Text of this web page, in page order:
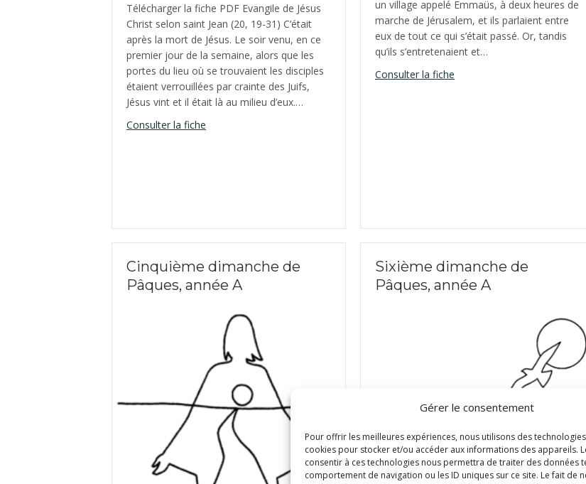
Gérer le consentement
Pour offrir les meilleures expériences, nous utilisons des
cookies pour stocker et/ou accéder aux informations des appareils.
consentir à ces technologies nous permettra de traiter des données
comportement de navigation ou les ID uniques sur ce site. Le fait de
Télécharger la fiche PDF Evangile de Jésus
Christ selon saint Jean (20, 19-31) C’était
après la mort de Jésus. Le soir venu, en ce
premier jour de la semaine, alors que les
portes du lieu où se trouvaient les disciples
étaient verrouillées par crainte des Juifs,
Jésus vint et il était là au milieu d’eux.…
Consulter la fiche
un village appelé Emmaüs, à deux heures de
marche de Jérusalem, et ils parlaient entre
eux de tout ce qui s’était passé. Or, tandis
qu’ils s’entretenaient et…
Consulter la fiche about Troisième dimanche
Cinquième dimanche de
Pâques, année A
Sixième dimanche de
Pâques, année A